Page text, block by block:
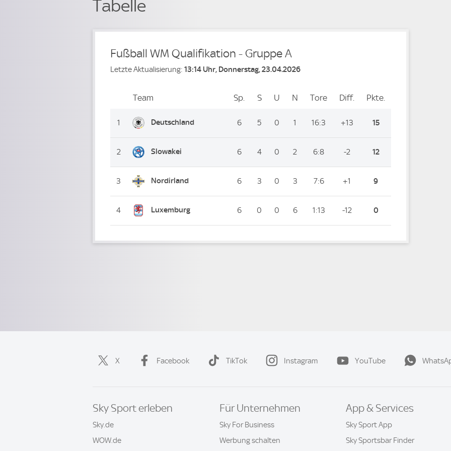
Tabelle
Fußball WM Qualifikation - Gruppe A
Letzte Aktualisierung: 13:14 Uhr, Donnerstag, 23.04.2026
PlatzTeam Sp. Spiele
SSiege
U Unentschieden
N Niederlagen
Tore ToreDiff. Differenz
Pkte.
1 Deutschland 6 5 0 1 16:3 +13 15
2 Slowakei 6 4 0 2 6:8 -2 12
3 Nordirland 6 3 0 3 7:6 +1 9
4 Luxemburg 6 0 0 6 1:13 -12 0
X Facebook TikTok Instagram YouTube
Sky Sport erleben
Sky.de
WOW.de
Für Unternehmen
Sky For Business
Werbung schalten
App & Services
Sky Sport App
Sky Sportsbar Finder